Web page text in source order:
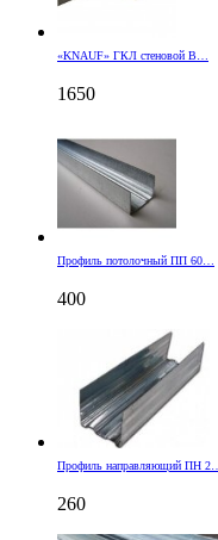
«KNAUF» ГКЛ стеновой В…
1650
Профиль потолочный ПП 60…
400
Профиль направляющий ПН 2…
260